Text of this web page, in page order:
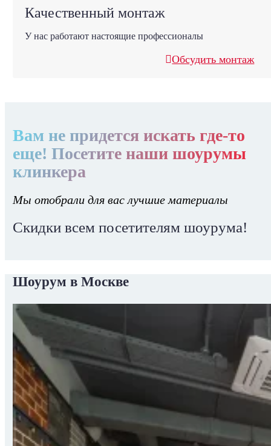
Качественный монтаж
У нас работают настоящие профессионалы
Обсудить монтаж
Вам не придется искать где-то
еще! Посетите наши шоурумы
клинкера
Мы отобрали для вас лучшие материалы
Скидки всем посетителям шоурума!
Шоурум в Москве